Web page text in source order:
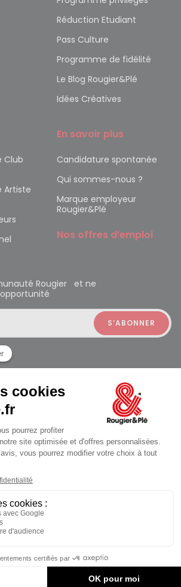
Vendredi à 10:00
Réduction Etudiant
Pass Culture
Programme de fidélité
Le Blog Rougier&Plé
Idées Créatives
Club
Artiste
En savoir plus
Candidature spontanée
Qui sommes-nous ?
Marque employeur
Rougier&Plé
Nos offres d’emploi
Rougier et ne
Copyright
des ventes